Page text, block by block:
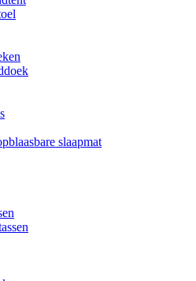
slaapmat